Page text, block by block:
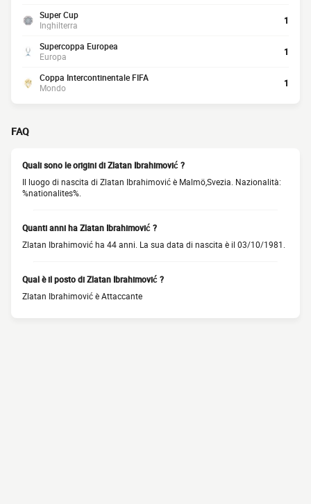
Super Cup
Inghilterra
1
Supercoppa Europea
Europa
1
Coppa Intercontinentale FIFA
Mondo
1
FAQ
Quali sono le origini di Zlatan Ibrahimović ?
Il luogo di nascita di Zlatan Ibrahimović è Malmö,Svezia. Nazionalità:
%nationalites%.
Quanti anni ha Zlatan Ibrahimović ?
Zlatan Ibrahimović ha 44 anni. La sua data di nascita è il 03/10/1981.
Qual è il posto di Zlatan Ibrahimović ?
Zlatan Ibrahimović è Attaccante